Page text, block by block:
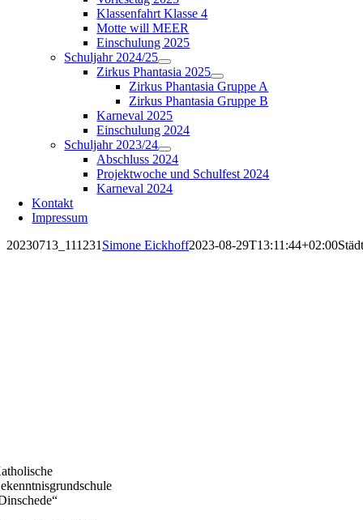
Klassenfahrt Klasse 4
Motte will MEER
Einschulung 2025
Schuljahr 2024/25
Zirkus Phantasia 2025
Zirkus Phantasia Gruppe A
Zirkus Phantasia Gruppe B
Karneval 2025
Einschulung 2024
Schuljahr 2023/24
Abschluss 2024
Projektwoche und Schulfest 2024
Karneval 2024
Kontakt
Impressum
20230713_111231 Simone Eickhoff2023-08-29T13:11:44+02:00